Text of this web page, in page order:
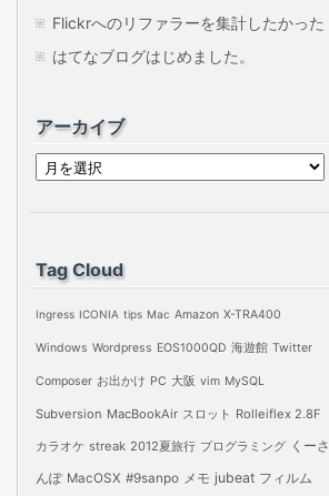
Flickrへのリファラーを集計したかった
はてなブログはじめました。
アーカイブ
ア
ブ
Tag Cloud
Ingress ICONIA tips Mac Amazon X-TRA400
Windows Wordpress EOS1000QD 海遊館 Twitter
Composer お出かけ PC 大阪 vim MySQL
Subversion MacBookAir スロット Rolleiflex 2.8F
カラオケ streak 2012夏旅行 プログラミング くーさ
んぽ MacOSX #9sanpo メモ jubeat フィルム